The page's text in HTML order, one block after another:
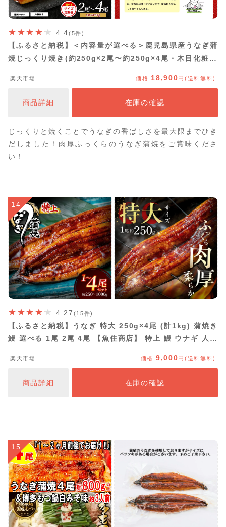
4.4(5件)
【ふるさと納税】＜内容量が選べる＞鹿児島県産うなぎ蒲
焼じっくり焼き(約250g×2尾〜約250g×4尾・木目化粧箱
ぎ ウナギ【大新】
楽天市場 価格 18,900円(送料無料)
商品詳細 在庫の確認
じっくりと焼くことでうなぎの香ばしさを最大限までひき
だしました！肉厚ふっくらのうなぎ蒲焼をご賞味くださ
い！
14
4.27 (15件)
【ふるさと納税】うなぎ 特大 250g×4尾 (計1kg) 蒲焼き
鰻 選べる 1尾 2尾 4尾 【魚住商店】 特上 鰻 ウナギ 人気
楽天市場 価格 9,000 円(送料無料)
商品詳細 在庫の確認
15